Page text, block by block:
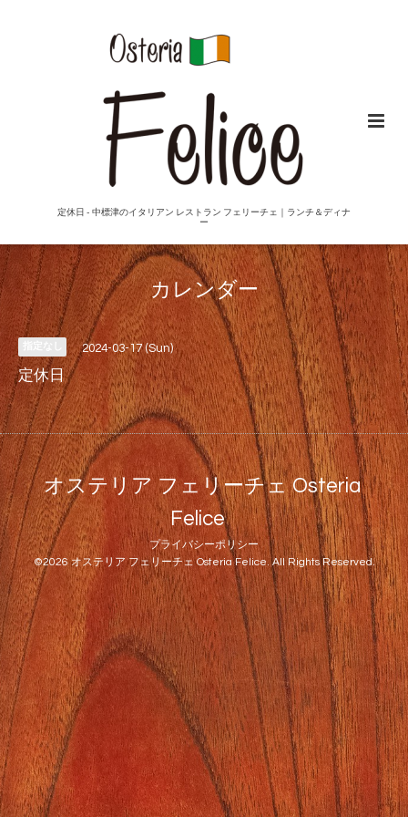
定休日 - 中標津のイタリアン レストラン フェリーチェ｜ランチ＆ディナ
ー
カレンダー
2024-03-17 (Sun)
定休日
オステリア フェリーチェ Osteria
Felice
プライバシーポリシー
©2026オステリア フェリーチェ Osteria Felice. All Rights Reserved.